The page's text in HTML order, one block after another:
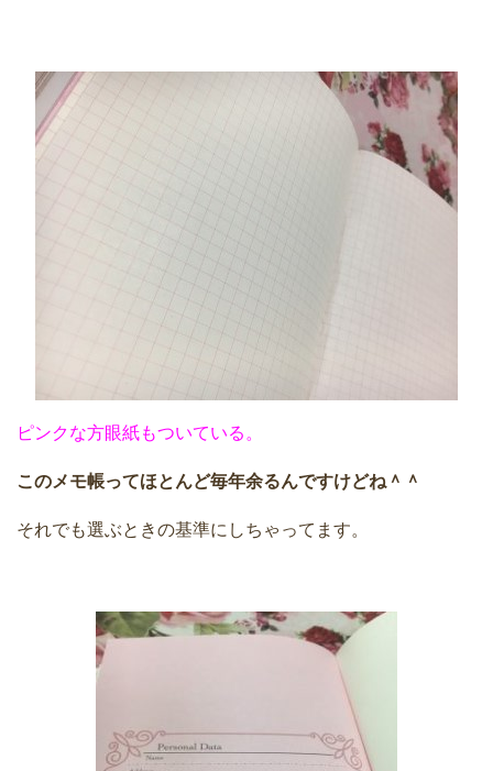
ピンクな方眼紙もついている。
このメモ帳ってほとんど毎年余るんですけどね＾＾
それでも選ぶときの基準にしちゃってます。